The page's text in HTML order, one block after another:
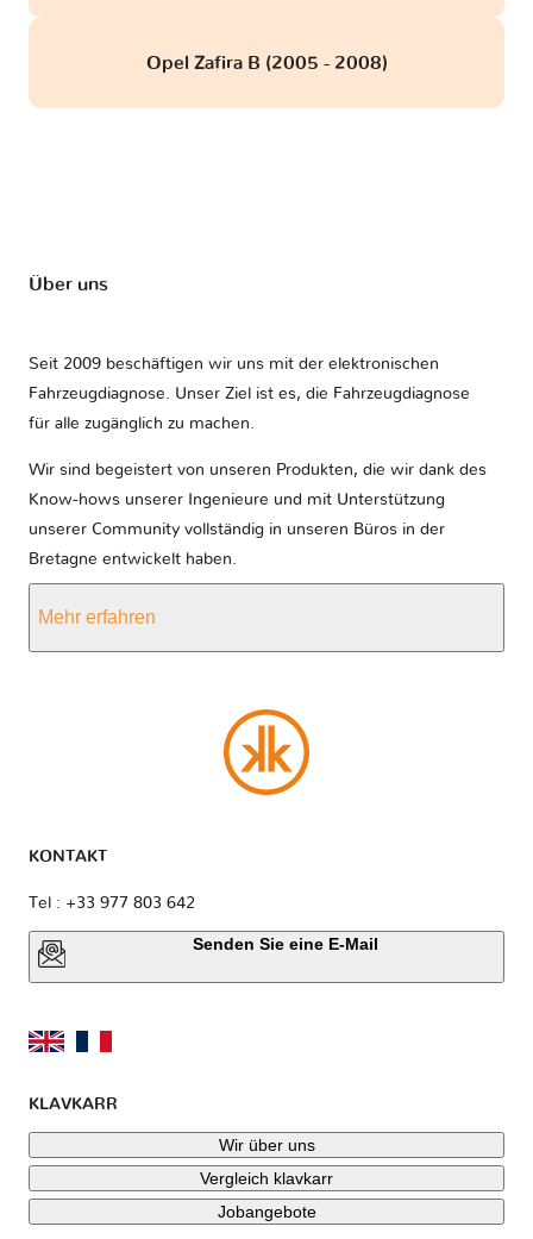
Opel Zafira B (2005 - 2008)
Über uns
Seit 2009 beschäftigen wir uns mit der elektronischen
Fahrzeugdiagnose. Unser Ziel ist es, die Fahrzeugdiagnose
für alle zugänglich zu machen.
Wir sind begeistert von unseren Produkten, die wir dank des
Know-hows unserer Ingenieure und mit Unterstützung
unserer Community vollständig in unseren Büros in der
Bretagne entwickelt haben.
Mehr erfahren
KONTAKT
Tel : +33 977 803 642
Senden Sie eine E-Mail
KLAVKARR
Wir über uns
Vergleich klavkarr
Jobangebote